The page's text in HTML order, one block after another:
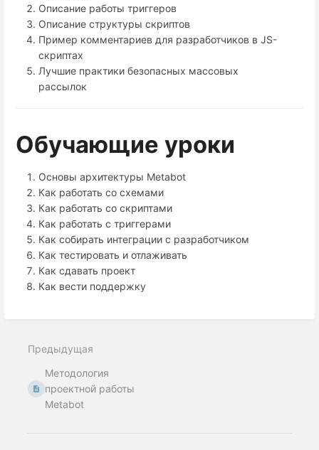
Описание работы триггеров
Описание структуры скриптов
Пример комментариев для разработчиков в JS-
скриптах
Лучшие практики безопасных массовых
рассылок
Обучающие уроки
Основы архитектуры Metabot
Как работать со схемами
Как работать со скриптами
Как работать с триггерами
Как собирать интеграции с разработчиком
Как тестировать и отлаживать
Как сдавать проект
Как вести поддержку
Предыдущая
Методология
проектной работы
Metabot